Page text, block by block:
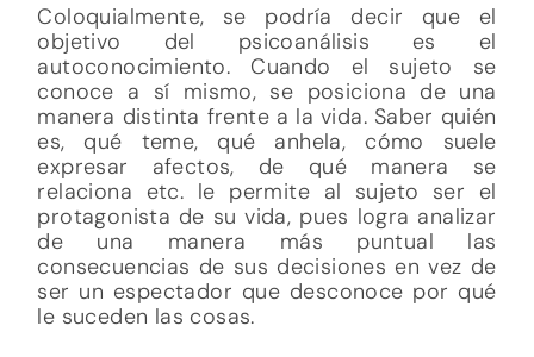
Coloquialmente, se podría decir que el
objetivo del psicoanálisis es el
autoconocimiento. Cuando el sujeto se
conoce a sí mismo, se posiciona de una
manera distinta frente a la vida. Saber quién
es, qué teme, qué anhela, cómo suele
expresar afectos, de qué manera se
relaciona etc. le permite al sujeto ser el
protagonista de su vida, pues logra analizar
de una manera más puntual las
consecuencias de sus decisiones en vez de
ser un espectador que desconoce por qué
le suceden las cosas.